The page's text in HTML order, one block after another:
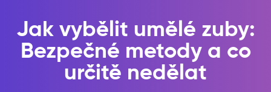
Jak vybělit umělé zuby:
Bezpečné metody a co
určitě nedělat